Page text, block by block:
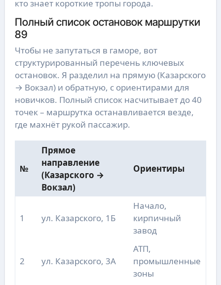
кто знает короткие тропы города.
Полный список остановок маршрутки
89
Чтобы не запутаться в гаморе, вот
структурированный перечень ключевых
остановок. Я разделил на прямую (Казарского
→ Вокзал) и обратную, с ориентирами для
новичков. Полный список насчитывает до 40
точек – маршрутка останавливается везде,
где махнёт рукой пассажир.
№
Прямое
направление
(Казарского →
Вокзал)
Ориентиры
1 ул. Казарского, 1Б
Начало,
кирпичный
завод
2 ул. Казарского, 3А
АТП,
промышленные
зоны